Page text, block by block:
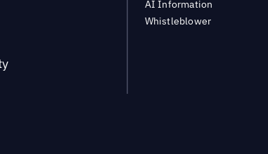
AI Information
Whistleblower